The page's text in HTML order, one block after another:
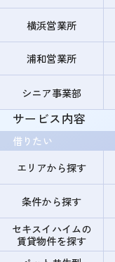
横浜営業所
浦和営業所
シニア事業部
サービス内容
借りたい
エリアから探す
条件から探す
セキスイハイムの
賃貸物件を探す